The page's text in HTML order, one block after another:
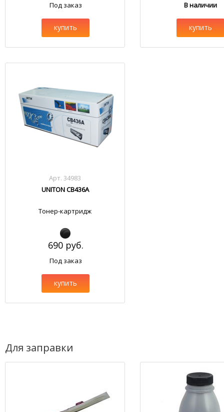
Под заказ
купить
В наличии
купить
Арт. 34983
UNITON CB436A
Тонер-картридж
690 руб.
Под заказ
купить
Для заправки